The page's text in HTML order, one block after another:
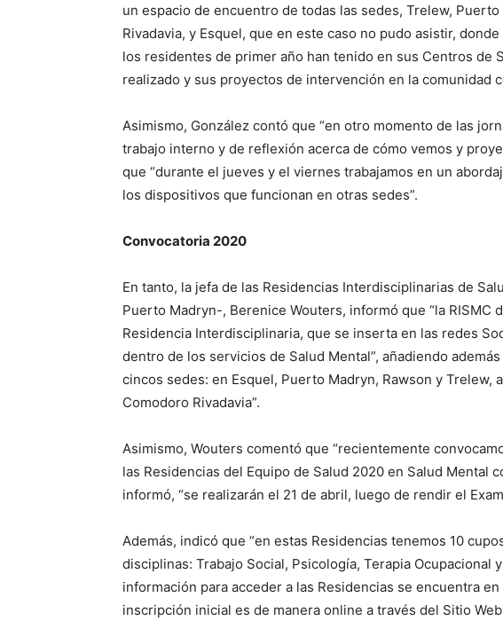
un espacio de encuentro de todas las sedes, Trelew,
Rivadavia, y Esquel, que en este caso no pudo asistir,
los residentes de primer año han tenido en sus Centros de
realizado y sus proyectos de intervención en la comunidad
Asimismo, González contó que “en otro momento de las
trabajo interno y de reflexión acerca de cómo vemos y
que “durante el jueves y el viernes trabajamos en un
los dispositivos que funcionan en otras sedes”.
Convocatoria 2020
En tanto, la jefa de las Residencias Interdisciplinarias de
Puerto Madryn-, Berenice Wouters, informó que “la RISMC
Residencia Interdisciplinaria, que se inserta en las redes
dentro de los servicios de Salud Mental”, añadiendo
cincos sedes: en Esquel, Puerto Madryn, Rawson y Trelew,
Comodoro Rivadavia”.
Asimismo, Wouters comentó que “recientemente
las Residencias del Equipo de Salud 2020 en Salud Mental
informó, “se realizarán el 21 de abril, luego de rendir el
Además, indicó que “en estas Residencias tenemos 10
disciplinas: Trabajo Social, Psicología, Terapia Ocupacional
información para acceder a las Residencias se encuentra
inscripción inicial es de manera online a través del Sitio